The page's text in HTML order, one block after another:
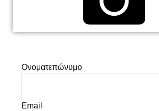
Ονοματεπώνυμο
Email